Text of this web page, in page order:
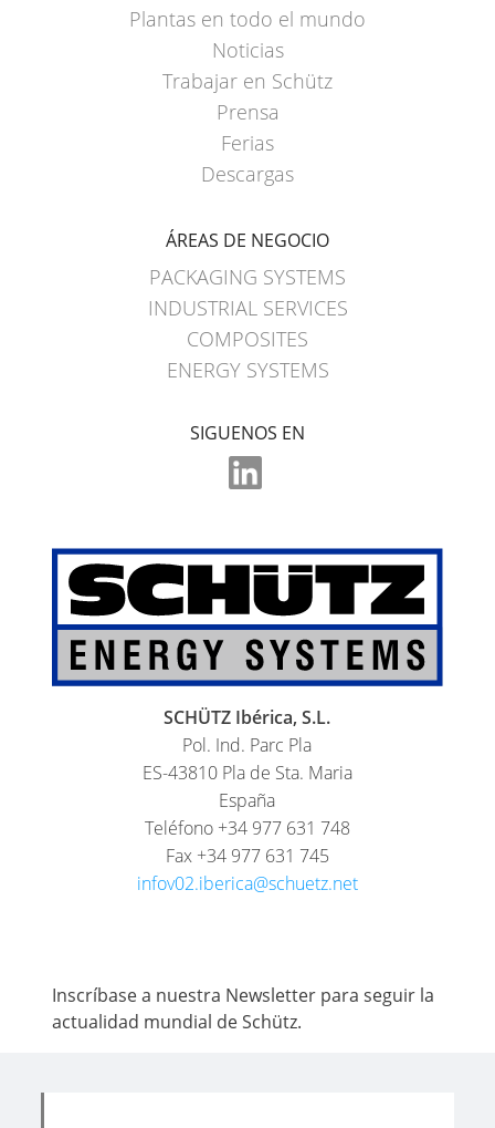
Plantas en todo el mundo
Noticias
Trabajar en Schütz
Prensa
Ferias
Descargas
ÁREAS DE NEGOCIO
PACKAGING SYSTEMS
INDUSTRIAL SERVICES
COMPOSITES
ENERGY SYSTEMS
SIGUENOS EN
SCHÜTZ Ibérica, S.L.
Pol. Ind. Parc Pla
ES-43810 Pla de Sta. Maria
España
Teléfono +34 977 631 748
Fax +34 977 631 745
infov02.iberica@schuetz.net
Inscríbase a nuestra Newsletter para seguir la
actualidad mundial de Schütz.